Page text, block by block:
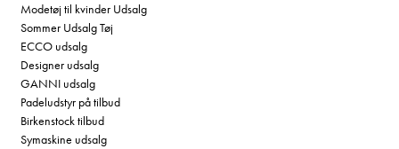
Modetøj til kvinder Udsalg
Sommer Udsalg Tøj
ECCO udsalg
Designer udsalg
GANNI udsalg
Padeludstyr på tilbud
Birkenstock tilbud
Symaskine udsalg